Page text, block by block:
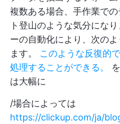
複数ある場合、手作業で
ト登山のような気分にな
ーの自動化により、次の
ます。 このような反復的
処理することができる。
は大幅に
/場合によっては
https://clickup.com/ja/